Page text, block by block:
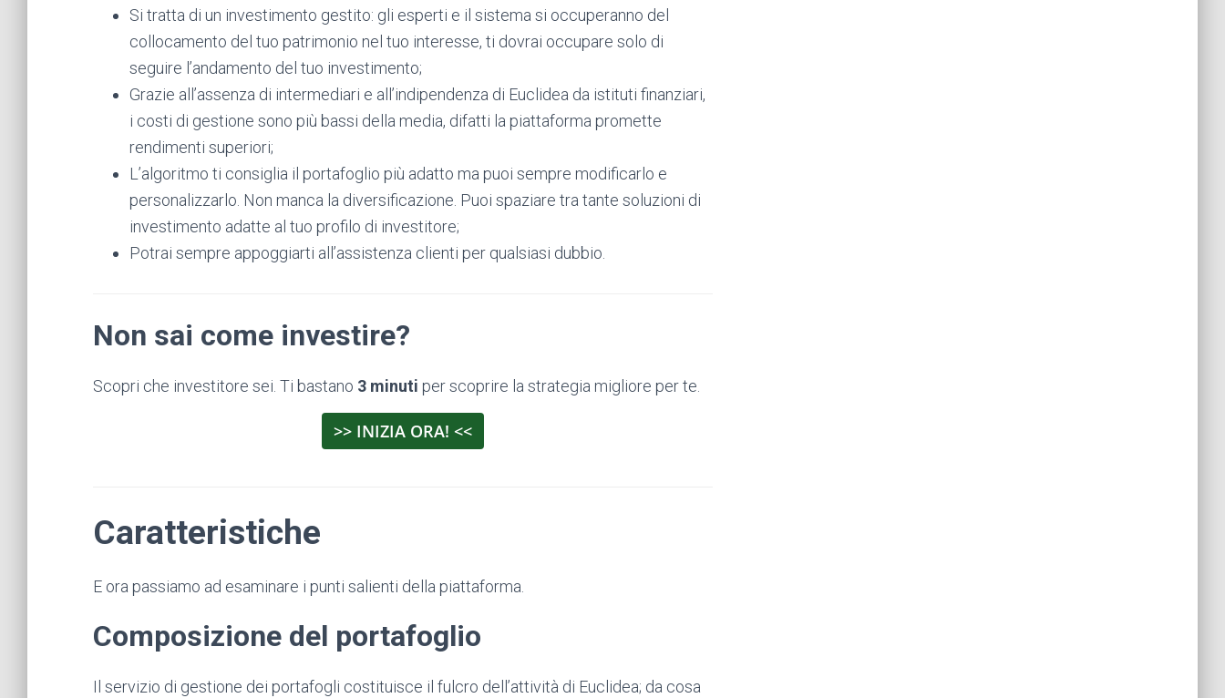
Si tratta di un investimento gestito: gli esperti e il sistema si occuperanno del
collocamento del tuo patrimonio nel tuo interesse, ti dovrai occupare solo di
seguire l’andamento del tuo investimento;
Grazie all’assenza di intermediari e all’indipendenza di Euclidea da istituti finanziari,
i costi di gestione sono più bassi della media, difatti la piattaforma promette
rendimenti superiori;
L’algoritmo ti consiglia il portafoglio più adatto ma puoi sempre modificarlo e
personalizzarlo. Non manca la diversificazione. Puoi spaziare tra tante soluzioni di
investimento adatte al tuo profilo di investitore;
Potrai sempre appoggiarti all’assistenza clienti per qualsiasi dubbio.
Non sai come investire?
Scopri che investitore sei. Ti bastano 3 minuti per scoprire la strategia migliore per te.
>> INIZIA ORA! <<
Caratteristiche
E ora passiamo ad esaminare i punti salienti della piattaforma.
Composizione del portafoglio
Il servizio di gestione dei portafogli costituisce il fulcro dell’attività di Euclidea; da cosa